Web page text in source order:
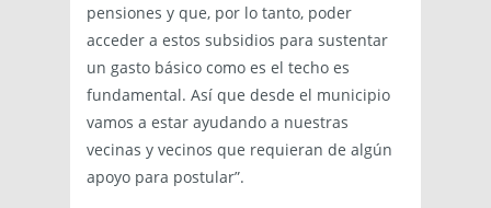
pensiones y que, por lo tanto, poder
acceder a estos subsidios para sustentar
un gasto básico como es el techo es
fundamental. Así que desde el municipio
vamos a estar ayudando a nuestras
vecinas y vecinos que requieran de algún
apoyo para postular”.